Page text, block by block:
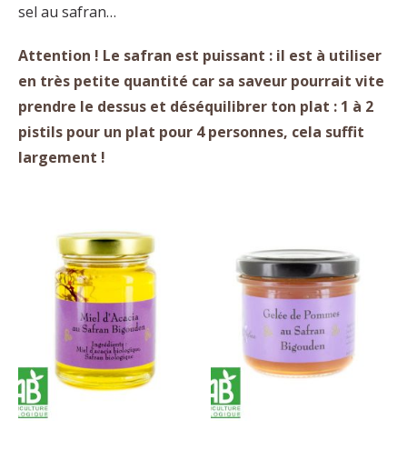
sel au safran…
Attention ! Le safran est puissant : il est à utiliser
en très petite quantité car sa saveur pourrait vite
prendre le dessus et déséquilibrer ton plat : 1 à 2
pistils pour un plat pour 4 personnes, cela suffit
largement !